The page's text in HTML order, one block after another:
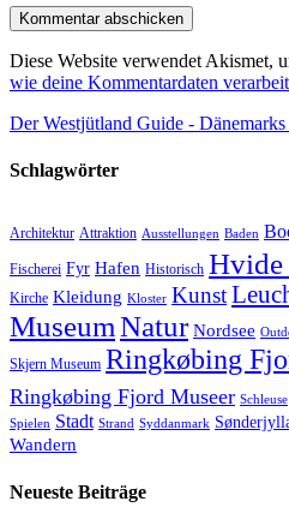
Diese Website verwendet Akismet,
wie deine Kommentardaten
Der Westjütland Guide -
Schlagwörter
Architektur Attraktion Ausstellungen Baden
Fischerei Fyr Hafen Historisch Hvide
Kirche Kleidung Kloster Kunst
MuseumNatur Nordsee
Skjern Museum Ringkøbing
Ringkøbing Fjord Museer Schleuse
Spielen Stadt Strand Syddanmark
Wandern
Neueste Beiträge